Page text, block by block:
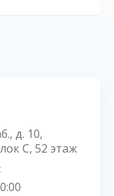
д. 10,
С, 52 этаж